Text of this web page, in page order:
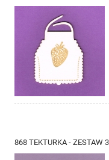
868 TEKTURKA - ZESTAW